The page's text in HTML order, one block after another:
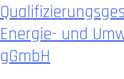
Energie- und
gGmbH